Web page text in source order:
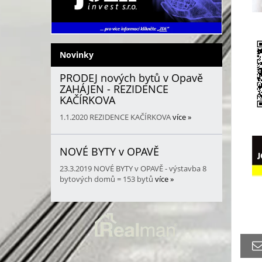
Novinky
PRODEJ nových bytů v Opavě
ZAHÁJEN - REZIDENCE
KAČÍRKOVA
1.1.2020 REZIDENCE KAČÍRKOVAvíce »
NOVÉ BYTY v OPAVĚ
23.3.2019 NOVÉ BYTY v OPAVĚ - výstavba 8
bytových domů = 153 bytů více »